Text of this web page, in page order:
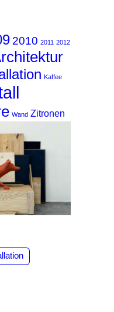
2010 2011 2012
Kaffee
Wand Zitronen